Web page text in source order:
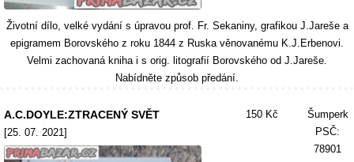
Životní dílo, velké vydání s úpravou prof. Fr. Sekaniny, grafikou J.Jareše a
epigramem Borovského z roku 1844 z Ruska věnovanému K.J.Erbenovi.
Velmi zachovaná kniha i s orig. litografií Borovského od J.Jareše.
Nabídněte způsob předání.
A.C.DOYLE:ZTRACENÝ SVĚT
[25. 07. 2021]
150 Kč
Šumperk
PSČ:
78901